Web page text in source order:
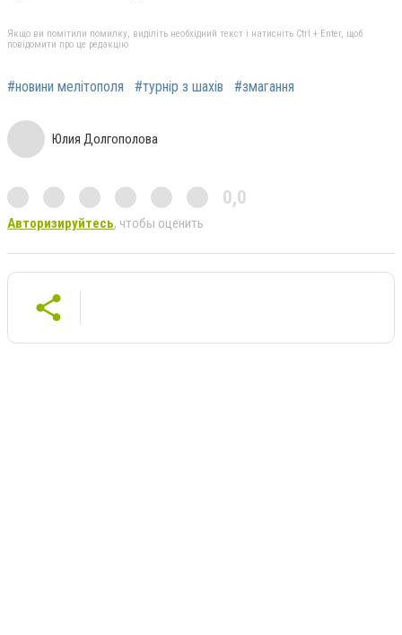
Якщо ви помітили помилку, виділіть необхідний текст і натисніть Ctrl + Enter, щоб
повідомити про це редакцію
#новини мелітополя #турнір з шахів #змагання
Юлия Долгополова
0,0
Авторизируйтесь, чтобы оценить